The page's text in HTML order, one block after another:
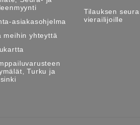
asiakasohjelma
meihin yhteyttä
Turku ja
Tilauksen
vierailijoille